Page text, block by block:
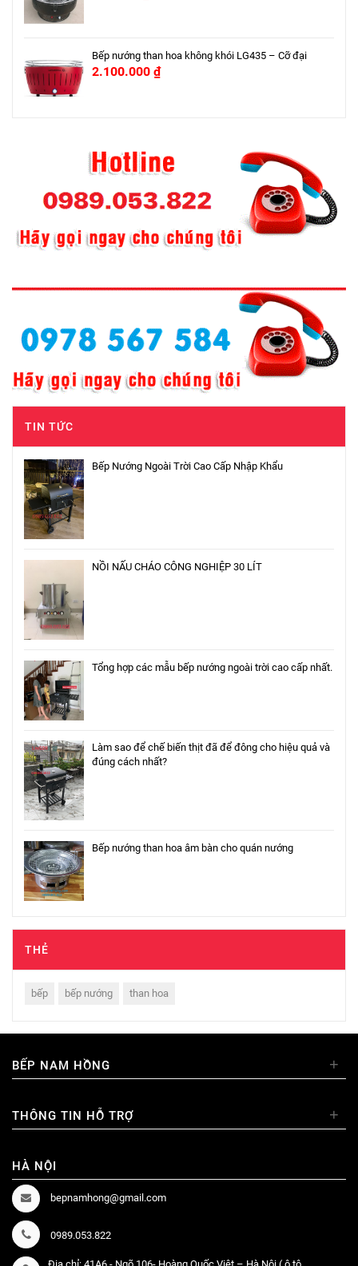
Bếp nướng than hoa không khói LG435 – Cỡ đại
2.100.000 ₫
TIN TỨC
Bếp Nướng Ngoài Trời Cao Cấp Nhập Khẩu
NỒI NẤU CHÁO CÔNG NGHIỆP 30 LÍT
Tổng hợp các mẫu bếp nướng ngoài trời cao cấp nhất.
Làm sao để chế biến thịt đã để đông cho hiệu quả và
đúng cách nhất?
Bếp nướng than hoa âm bàn cho quán nướng
THẺ
bếp bếp nướng than hoa
BẾP NAM HỒNG +
THÔNG TIN HỖ TRỢ +
HÀ NỘI
bepnamhong@gmail.com
0989.053.822